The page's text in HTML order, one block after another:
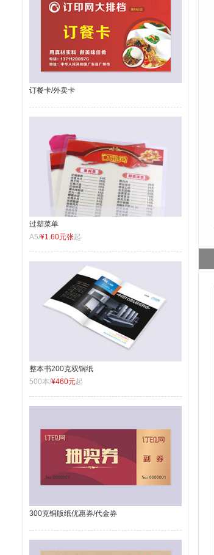
订餐卡/外卖卡
过塑菜单
A5/¥1.60元张起
整本书200克双铜纸
500本/¥460元起
300克铜版纸优惠券/代金券